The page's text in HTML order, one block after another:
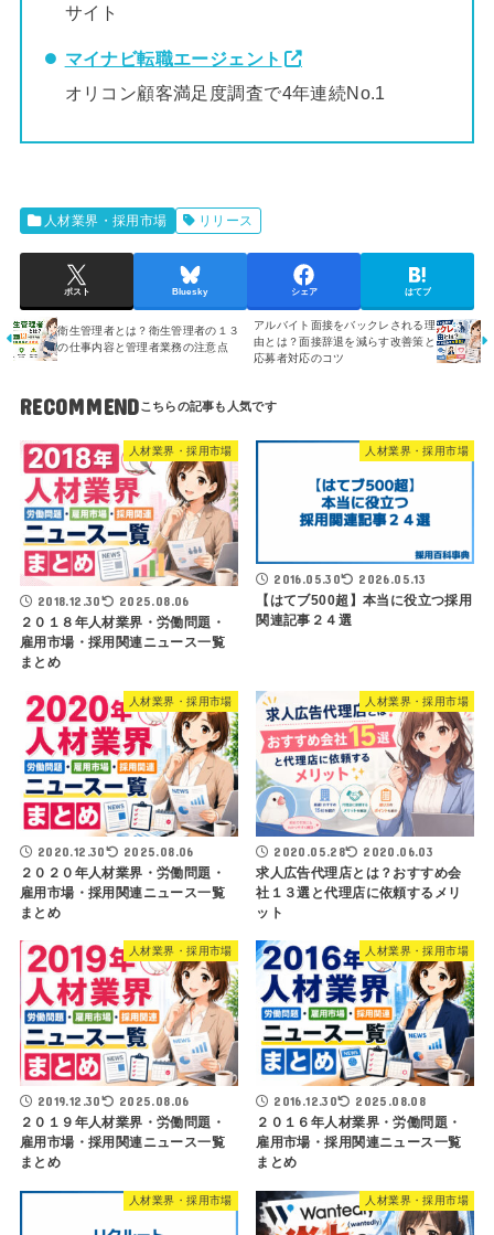
サイト
マイナビ転職エージェント
オリコン顧客満足度調査で4年連続No.1
人材業界・採用市場 リリース
ポスト Bluesky シェア はてブ
衛生管理者とは？衛生管理者の１３
の仕事内容と管理者業務の注意点
アルバイト面接をバックレされる理
由とは？面接辞退を減らす改善策と
応募者対応のコツ
RECOMMEND
人材業界・採用市場
2018.12.30 2025.08.06
２０１８年人材業界・労働問題・
雇用市場・採用関連ニュース一覧
まとめ
人材業界・採用市場
2016.05.30 2026.05.13
【はてブ500超】本当に役立つ採用
関連記事２４選
人材業界・採用市場
2020.12.30 2025.08.06
２０２０年人材業界・労働問題・
雇用市場・採用関連ニュース一覧
まとめ
人材業界・採用市場
2020.05.28 2020.06.03
求人広告代理店とは？おすすめ会
社１３選と代理店に依頼するメリ
ット
人材業界・採用市場
2019.12.30 2025.08.06
２０１９年人材業界・労働問題・
雇用市場・採用関連ニュース一覧
まとめ
人材業界・採用市場
2016.12.30 2025.08.08
２０１６年人材業界・労働問題・
雇用市場・採用関連ニュース一覧
まとめ
人材業界・採用市場 人材業界・採用市場